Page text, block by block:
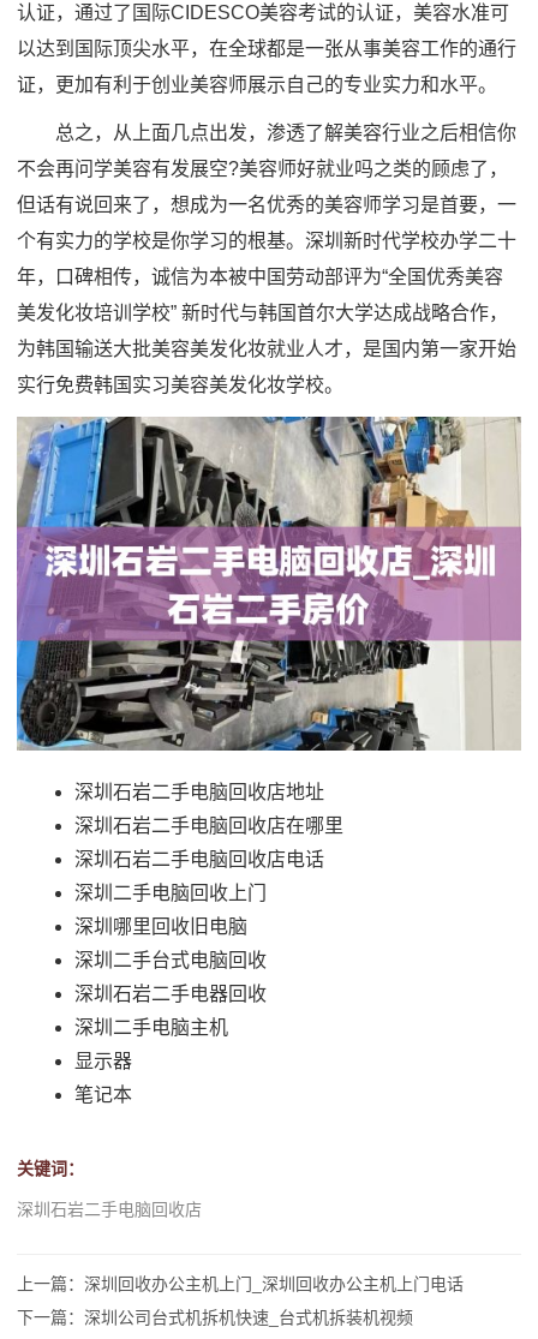
认证，通过了国际CIDESCO美容考试的认证，美容水准可
以达到国际顶尖水平，在全球都是一张从事美容工作的通行
证，更加有利于创业美容师展示自己的专业实力和水平。
总之，从上面几点出发，渗透了解美容行业之后相信你
不会再问学美容有发展空?美容师好就业吗之类的顾虑了，
但话有说回来了，想成为一名优秀的美容师学习是首要，一
个有实力的学校是你学习的根基。深圳新时代学校办学二十
年，口碑相传，诚信为本被中国劳动部评为“全国优秀美容
美发化妆培训学校” 新时代与韩国首尔大学达成战略合作，
为韩国输送大批美容美发化妆就业人才，是国内第一家开始
实行免费韩国实习美容美发化妆学校。
深圳石岩二手电脑回收店地址
深圳石岩二手电脑回收店在哪里
深圳石岩二手电脑回收店电话
深圳二手电脑回收上门
深圳哪里回收旧电脑
深圳二手台式电脑回收
深圳石岩二手电器回收
深圳二手电脑主机
显示器
笔记本
关键词：
深圳石岩二手电脑回收店
上一篇：深圳回收办公主机上门_深圳回收办公主机上门电话
下一篇：深圳公司台式机拆机快速_台式机拆装机视频